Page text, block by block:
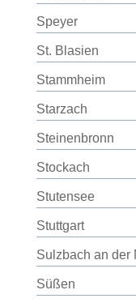
Speyer
St. Blasien
Stammheim
Starzach
Steinenbronn
Stockach
Stutensee
Stuttgart
Sulzbach an der
Süßen